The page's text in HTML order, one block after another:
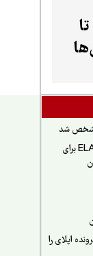
مشخص شد
کمک به تأمین مالی یا واردات داروی ELAHERE برای
اپلای را